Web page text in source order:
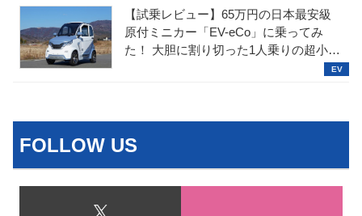
【試乗レビュー】65万円の日本最安級
原付ミニカー「EV-eCo」に乗ってみ
た！ 大胆に割り切った1人乗りの超小型
FOLLOW US